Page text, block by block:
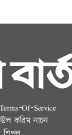
Terms-Of-Service
করিম নাচন